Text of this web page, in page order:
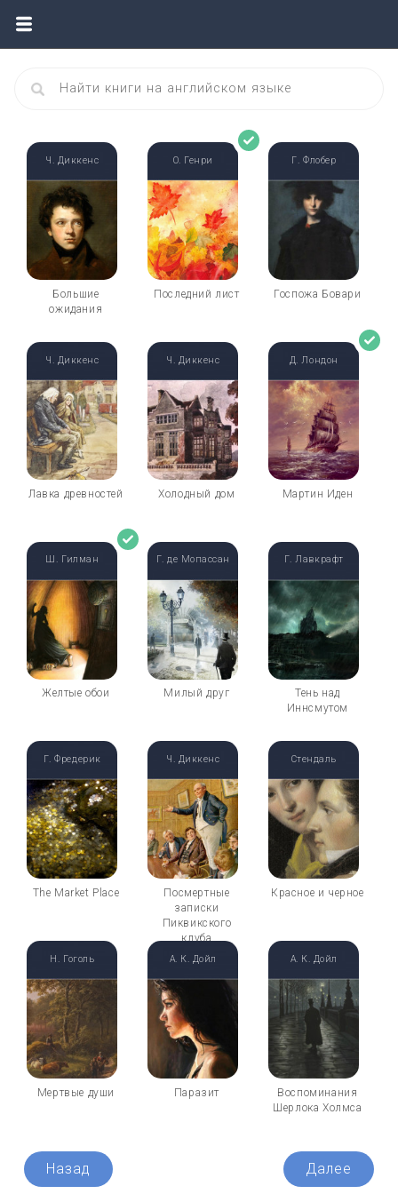
Большие
ожидания
Ч. Диккенс
Последний лист
О. Генри
Госпожа Бовари
Г. Флобер
Лавка древностей
Ч. Диккенс
Холодный дом
Ч. Диккенс
Мартин Иден
Д. Лондон
Желтые обои
Ш. Гилман
Милый друг
Г. де Мопассан
Тень над
Иннсмутом
Г. Лавкрафт
The Market Place
Г. Фредерик
Посмертные
записки
Пиквикского
клуба
Ч. Диккенс
Красное и черное
Стендаль
Мертвые души
Н. Гоголь
Паразит
А. К. Дойл
Воспоминания
Шерлока Холмса
А. К. Дойл
Назад Далее